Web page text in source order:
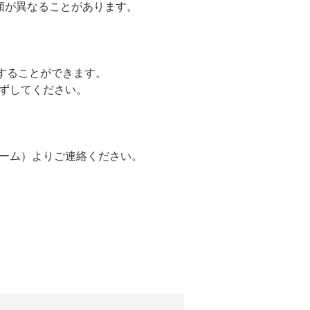
異なることがあります。
ことができます。
してください。
ム）よりご連絡ください。